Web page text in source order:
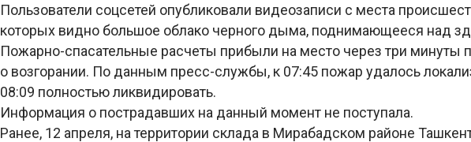
Пользователи соцсетей опубликовали видеозаписи с места
которых видно большое облако черного дыма, поднимающееся над
Пожарно-спасательные расчеты прибыли на место через три минуты
о возгорании. По данным пресс-службы, к 07:45 пожар удалось
08:09 полностью ликвидировать.
Информация о пострадавших на данный момент не поступала.
Ранее, 12 апреля, на территории склада в Мирабадском районе